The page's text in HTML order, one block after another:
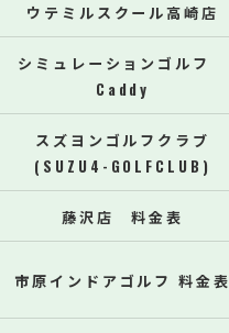
ウテミルスクール高崎店
シミュレーションゴルフ
Caddy
スズヨンゴルフクラブ
(SUZU4-GOLFCLUB)
藤沢店 料金表
市原インドアゴルフ 料金表